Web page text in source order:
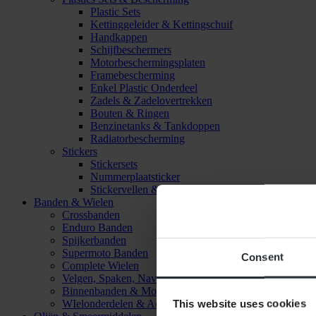
Consent
This website uses cookies
Plastic Sets
Kettinggeleider & Kettingschuif
Handkappen
Schijfbeschermers
Motorbeschermingsplaten
Framebescherming
Enkel Plastic Onderdeel
Zadels & Zadelovertrekken
Bouten & Ringen
Benzinetanks & Tankdoppen
Radiatorbescherming
Stickers
Stickersets
Nummerplaatsticker
Stickervellen & Stickers
Banden & Wielen
Crossbanden
Enduro Banden
Spijkerbanden
Supermoto Banden
Complete Wielen
Velgen, Spaken, Naven & Lagers
Binnenbanden & Mousses
WIelonderdelen & Accessoires